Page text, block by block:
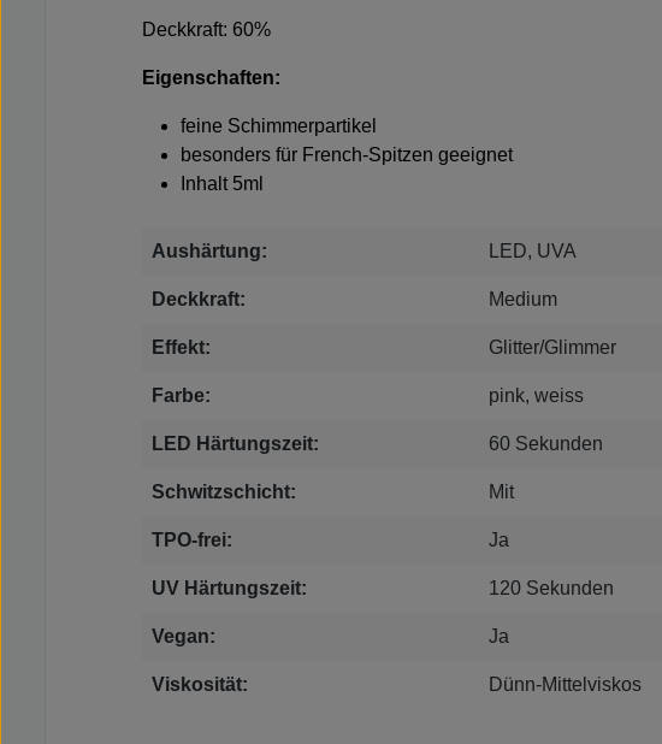
Deckkraft: 60%
Eigenschaften:
feine Schimmerpartikel
besonders für French-Spitzen geeignet
Inhalt 5ml
Aushärtung: LED, UVA
Deckkraft: Medium
Effekt: Glitter/Glimmer
Farbe: pink, weiss
LED Härtungszeit: 60 Sekunden
Schwitzschicht: Mit
TPO-frei: Ja
UV Härtungszeit: 120 Sekunden
Vegan: Ja
Viskosität: Dünn-Mittelviskos